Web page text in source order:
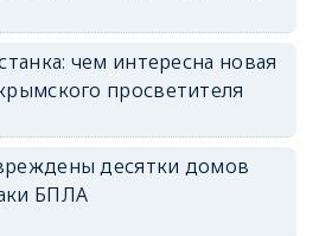
чем интересна новая
просветителя
десятки домов
БПЛА